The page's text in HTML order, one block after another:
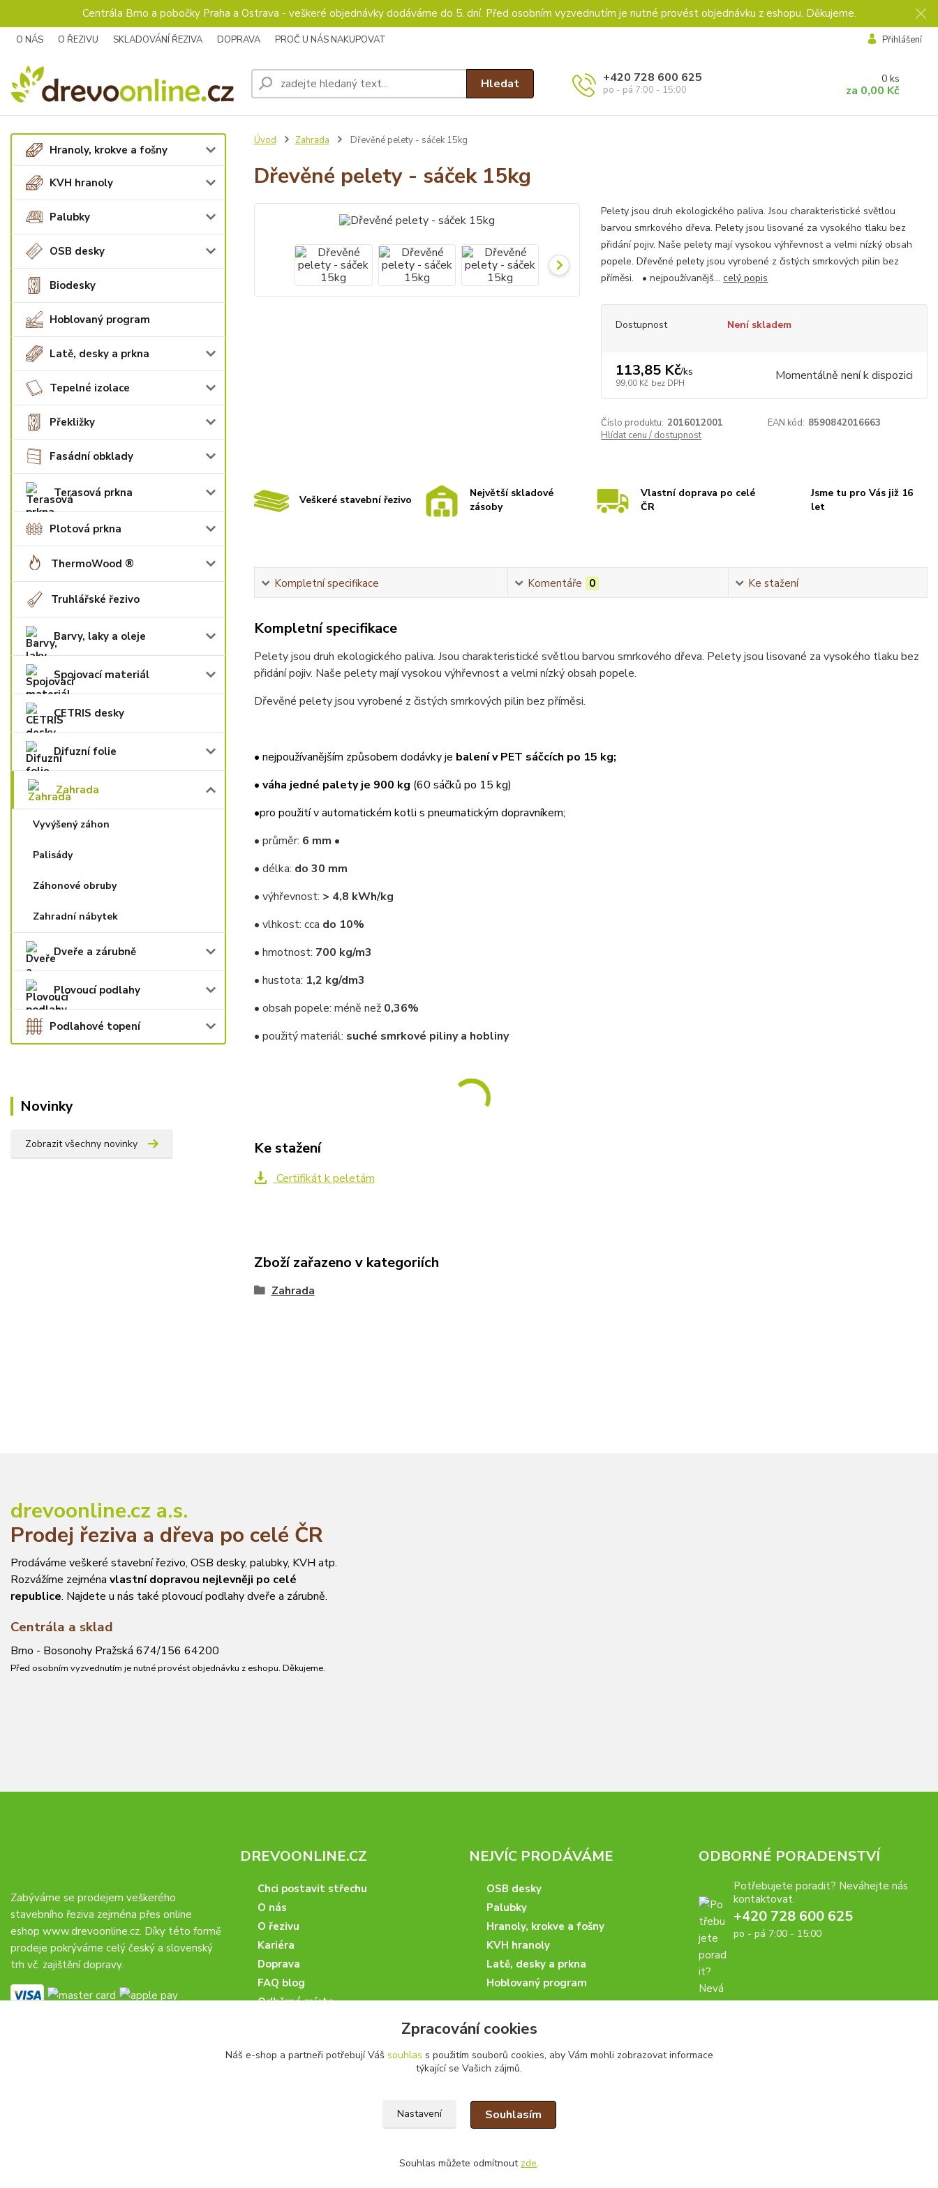
Centrála Brno a pobočky Praha a Ostrava - veškeré objednávky dodáváme do 5. dní. Před osobním vyzvednutím je nutné provést objednávku z eshopu. Děkujeme.
O NÁS O ŘEZIVU SKLADOVÁNÍ ŘEZIVA DOPRAVA PROČ U NÁS NAKUPOVAT Přihlášení
Hledat +420 728 600 625
po - pá 7:00 - 15:00
0 ks
za 0,00 Kč
Hranoly, krokve a fošny
KVH hranoly
Palubky
OSB desky
Biodesky
Hoblovaný program
Latě, desky a prkna
Tepelné izolace
Překližky
Fasádní obklady
Terasová prkna
Plotová prkna
ThermoWood ®
Truhlářské řezivo
Barvy, laky a oleje
Spojovací materiál
CETRIS desky
Difuzní folie
Zahrada
Vyvýšený záhon
Palisády
Záhonové obruby
Zahradní nábytek
Dveře a zárubně
Plovoucí podlahy
Podlahové topení
Novinky
Zobrazit všechny novinky
Úvod Zahrada Dřevěné pelety - sáček 15kg
Dřevěné pelety - sáček 15kg
Pelety jsou druh ekologického paliva. Jsou charakteristické světlou
barvou smrkového dřeva. Pelety jsou lisované za vysokého tlaku bez
přidání pojiv. Naše pelety mají vysokou výhřevnost a velmi nízký obsah
popele. Dřevěné pelety jsou vyrobené z čistých smrkových pilin bez
příměsi. • nejpoužívanějš...celý popis
Dostupnost Není skladem
113,85 Kč/ks
99,00 Kč bez DPH Momentálně není k dispozici
Číslo produktu: 2016012001 EAN kód: 8590842016663
Hlídat cenu / dostupnost
Veškeré stavební řezivo
Největší skladové
zásoby
Vlastní doprava po celé
ČR
Jsme tu pro Vás již 16
let
Kompletní specifikace Komentáře 0 Ke stažení
Kompletní specifikace
Pelety jsou druh ekologického paliva. Jsou charakteristické světlou barvou smrkového dřeva. Pelety jsou lisované za vysokého tlaku bez
přidání pojiv. Naše pelety mají vysokou výhřevnost a velmi nízký obsah popele.
Dřevěné pelety jsou vyrobené z čistých smrkových pilin bez příměsi.
• nejpoužívanějším způsobem dodávky je balení v PET sáčcích po 15 kg;
• váha jedné palety je 900 kg (60 sáčků po 15 kg)
•pro použití v automatickém kotli s pneumatickým dopravníkem;
• průměr: 6 mm •
• délka: do 30 mm
• výhřevnost: > 4,8 kWh/kg
• vlhkost: cca do 10%
• hmotnost: 700 kg/m3
• hustota: 1,2 kg/dm3
• obsah popele: méně než0,36%
• použitý materiál: suché smrkové piliny a hobliny
Ke stažení
Certifikát k peletám
Zboží zařazeno v kategoriích
Zahrada
drevoonline.cz a.s.
Prodej řeziva a dřeva po celé ČR
Prodáváme veškeré stavební řezivo, OSB desky, palubky, KVH atp.
Rozvážíme zejména vlastní dopravou nejlevněji po celé
republice. Najdete u nás také plovoucí podlahy dveře a zárubně.
Centrála a sklad
Brno - Bosonohy Pražská 674/156 64200
Před osobním vyzvednutím je nutné provést objednávku z eshopu. Děkujeme.
Zabýváme se prodejem veškerého
stavebního řeziva zejména přes online
eshop www.drevoonline.cz. Díky této formě
prodeje pokrýváme celý český a slovenský
trh vč. zajištění dopravy.
DREVOONLINE.CZ
Chci postavit střechu
O nás
O řezivu
Kariéra
Doprava
FAQ blog
Odběrná místa
Obchodní partneři
NEJVÍC PRODÁVÁME
OSB desky
Palubky
Hranoly, krokve a fošny
KVH hranoly
Latě, desky a prkna
Hoblovaný program
ODBORNÉ PORADENSTVÍ
Potřebujete poradit? Neváhejte nás
kontaktovat.
+420 728 600 625
po - pá 7:00 - 15:00
Zpracování cookies
Náš e-shop a partneři potřebují Váš souhlas s použitím souborů cookies, aby Vám mohli zobrazovat informace
týkající se Vašich zájmů.
Nastavení Souhlasím
Souhlas můžete odmítnout zde.